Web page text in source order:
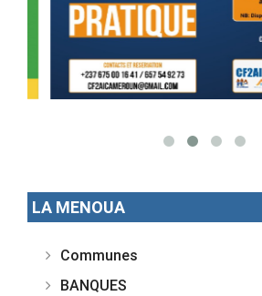
LA MENOUA
Communes
BANQUES